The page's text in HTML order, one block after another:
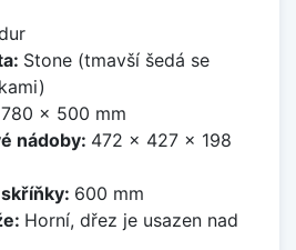
Stone (tmavší šedá se
780 x 500 mm
nádoby: 472 x 427 x 198
600 mm
Horní, dřez je usazen nad